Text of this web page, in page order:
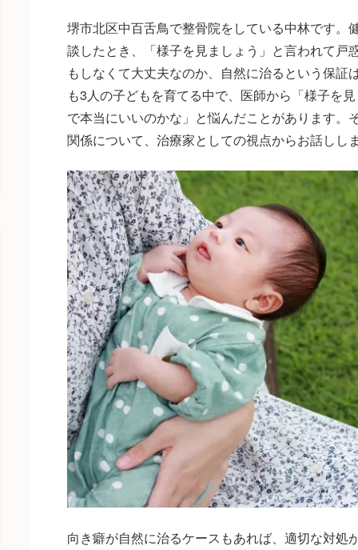
堺市北区中百舌鳥で整骨院をしている中林です。
談したとき、「様子を見ましょう」と言われて戸
もしなくて大丈夫なのか、自然に治るという保証
も3人の子どもを育てる中で、医師から「様子を
で本当にいいのかな」と悩んだことがあります。
関係について、治療家としての視点からお話しし
向き癖が自然に治るケースもあれば、適切な対処